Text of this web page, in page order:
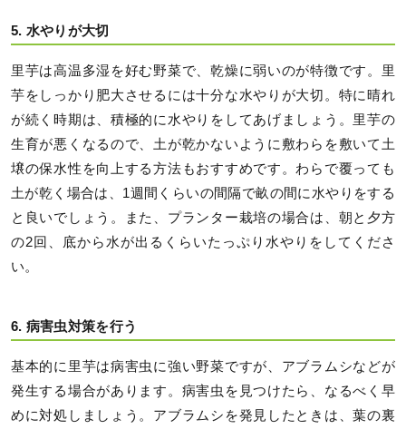
5. 水やりが大切
里芋は高温多湿を好む野菜で、乾燥に弱いのが特徴です。里
芋をしっかり肥大させるには十分な水やりが大切。特に晴れ
が続く時期は、積極的に水やりをしてあげましょう。里芋の
生育が悪くなるので、土が乾かないように敷わらを敷いて土
壌の保水性を向上する方法もおすすめです。わらで覆っても
土が乾く場合は、1週間くらいの間隔で畝の間に水やりをする
と良いでしょう。また、プランター栽培の場合は、朝と夕方
の2回、底から水が出るくらいたっぷり水やりをしてくださ
い。
6. 病害虫対策を行う
基本的に里芋は病害虫に強い野菜ですが、アブラムシなどが
発生する場合があります。病害虫を見つけたら、なるべく早
めに対処しましょう。アブラムシを発見したときは、葉の裏